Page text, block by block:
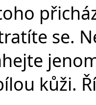
se.
kůži.